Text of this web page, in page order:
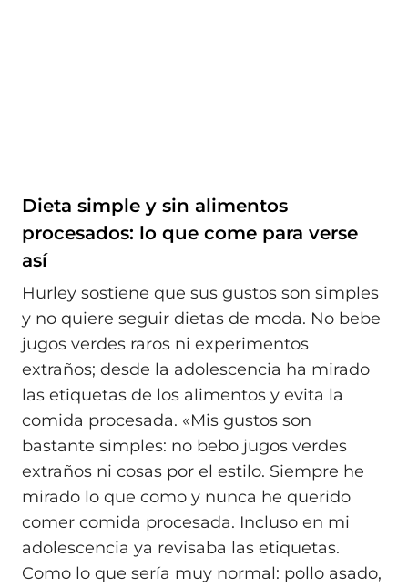
Dieta simple y sin alimentos
procesados: lo que come para verse
así
Hurley sostiene que sus gustos son simples
y no quiere seguir dietas de moda. No bebe
jugos verdes raros ni experimentos
extraños; desde la adolescencia ha mirado
las etiquetas de los alimentos y evita la
comida procesada. «Mis gustos son
bastante simples: no bebo jugos verdes
extraños ni cosas por el estilo. Siempre he
mirado lo que como y nunca he querido
comer comida procesada. Incluso en mi
adolescencia ya revisaba las etiquetas.
Como lo que sería muy normal: pollo asado,